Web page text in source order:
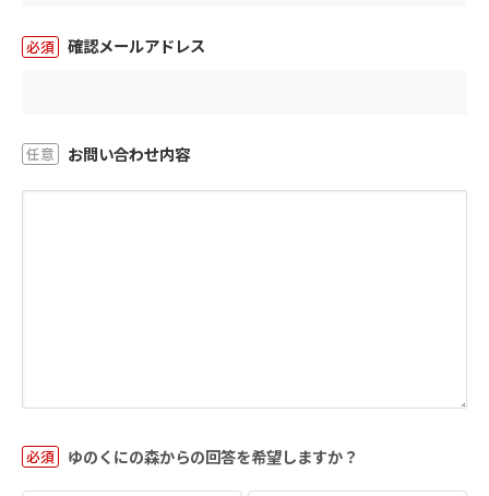
必須 確認メールアドレス
任意 お問い合わせ内容
必須 ゆのくにの森からの回答を希望しますか？